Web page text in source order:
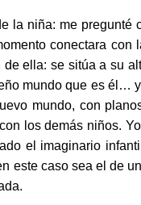
la niña: me pregunté
conectara con
ella: se sitúa a su
mundo que es él…
mundo, con
los demás niños.
el imaginario
este caso sea el de